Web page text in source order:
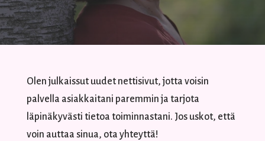
Olen julkaissut uudet nettisivut, jotta voisin
palvella asiakkaitani paremmin ja tarjota
läpinäkyvästi tietoa toiminnastani. Jos uskot, että
voin auttaa sinua, ota yhteyttä!